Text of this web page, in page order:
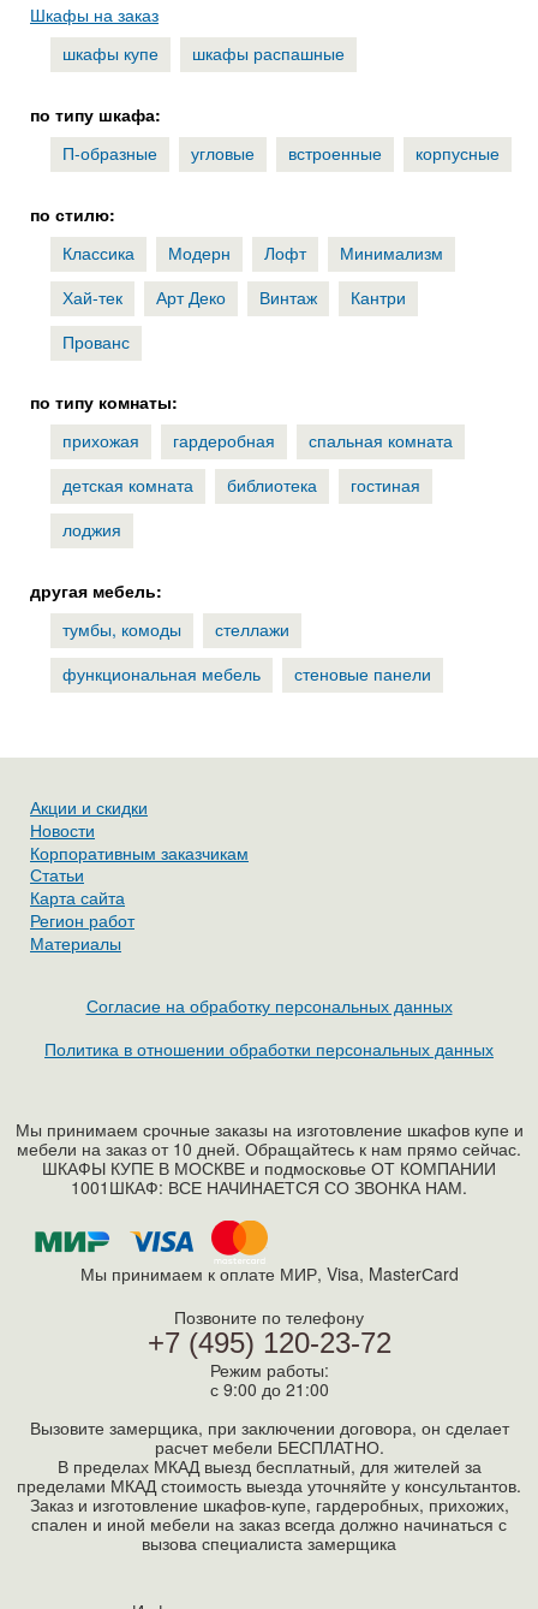
Шкафы на заказ
шкафы купе
шкафы распашные
по типу шкафа:
П-образные
угловые встроенные корпусные
по стилю:
Классика
Модерн Лофт
Минимализм
Хай-тек
Арт Деко Винтаж
Кантри
Прованс
по типу комнаты:
прихожая
гардеробная
спальная комната
детская комната
библиотека
гостиная
лоджия
другая мебель:
тумбы, комоды
стеллажи
функциональная мебель
стеновые панели
Акции и скидки
Новости
Корпоративным заказчикам
Статьи
Карта сайта
Регион работ
Материалы
Согласие на обработку персональных данных
Политика в отношении обработки персональных данных
Мы принимаем срочные заказы на изготовление шкафов купе и
мебели на заказ от 10 дней. Обращайтесь к нам прямо сейчас.
ШКАФЫ КУПЕ В МОСКВЕ и подмосковье ОТ КОМПАНИИ
1001ШКАФ: ВСЕ НАЧИНАЕТСЯ СО ЗВОНКА НАМ.
Мы принимаем к оплате МИР, Visa, MasterСard
Позвоните по телефону
+7 (495) 120-23-72
Режим работы:
с 9:00 до 21:00
Вызовите замерщика, при заключении договора, он сделает
расчет мебели БЕСПЛАТНО.
В пределах МКАД выезд бесплатный, для жителей за
пределами МКАД стоимость выезда уточняйте у консультантов.
Заказ и изготовление шкафов-купе, гардеробных, прихожих,
спален и иной мебели на заказ всегда должно начинаться с
вызова специалиста замерщика